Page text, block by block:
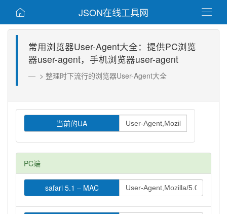
 JSON在线工具网 
常用浏览器User-Agent大全：提供PC浏览
器user-agent，手机浏览器user-agent
> 整理时下流行的浏览器User-Agent大全
当前的UA
PC端
safari 5.1 – MAC